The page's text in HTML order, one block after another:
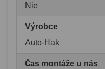
Nie
Výrobce
Auto-Hak
Čas montáže u nás